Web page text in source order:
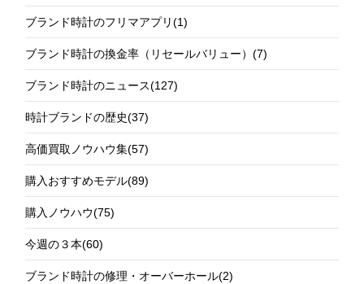
ブランド時計のフリマアプリ(1)
ブランド時計の換金率（リセールバリュー）(7)
ブランド時計のニュース(127)
時計ブランドの歴史(37)
高価買取ノウハウ集(57)
購入おすすめモデル(89)
購入ノウハウ(75)
今週の３本(60)
ブランド時計の修理・オーバーホール(2)